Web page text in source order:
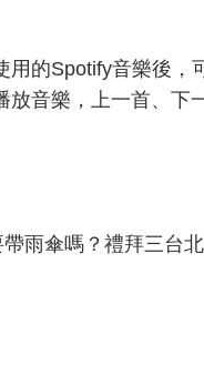
的Spotify音樂後，
音樂，上一首、下
雨傘嗎？禮拜三台